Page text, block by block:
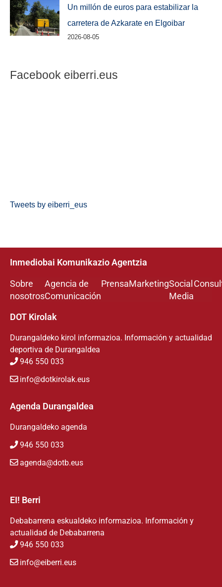
Un millón de euros para estabilizar la
carretera de Azkarate en Elgoibar
2026-08-05
Facebook eiberri.eus
Tweets by eiberri_eus
Inmediobai Komunikazio Agentzia
Sobre
nosotros
Agencia de
Comunicación
PrensaMarketingSocial
Media
DOT Kirolak
Durangaldeko kirol informazioa. Información y actualidad
deportiva de Durangaldea
946 550 033
info@dotkirolak.eus
Agenda Durangaldea
Durangaldeko agenda
946 550 033
agenda@dotb.eus
EI! Berri
Debabarrena eskualdeko informazioa. Información y
actualidad de Debabarrena
946 550 033
info@eiberri.eus